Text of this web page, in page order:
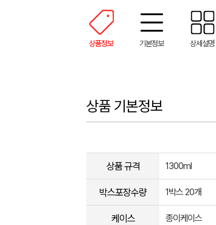
상품정보 기본정보 상세설명
상품 기본정보
상품 규격 1300ml
박스포장수량 1박스 20개
케이스 종이케이스